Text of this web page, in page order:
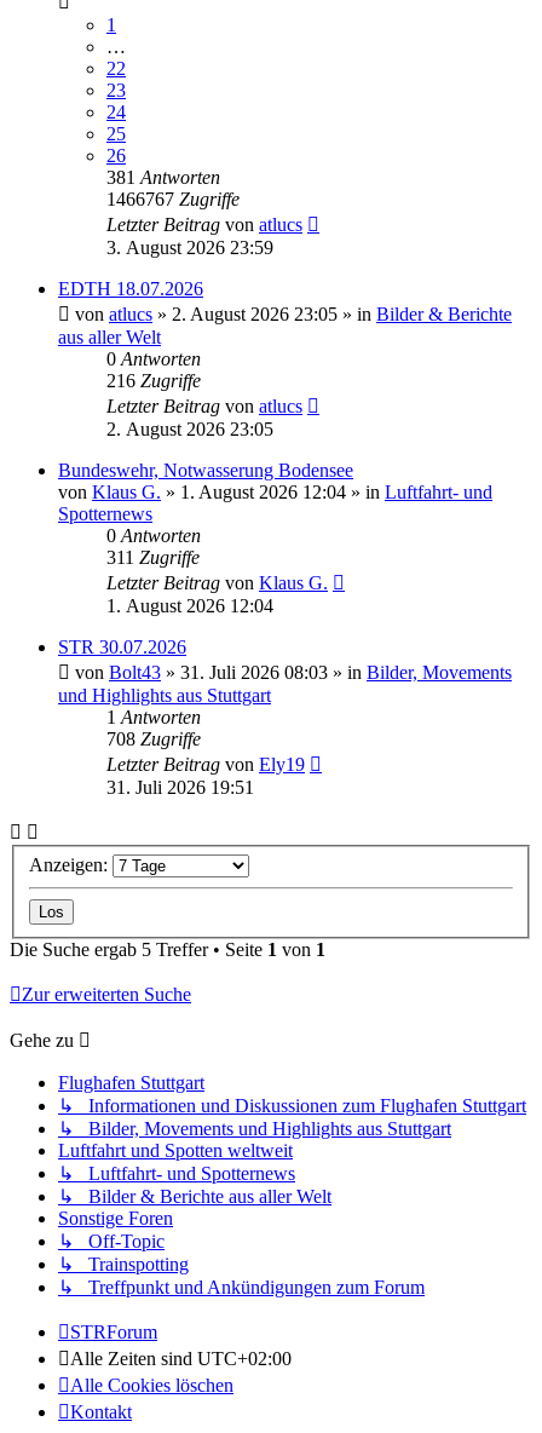
1
…
22
23
24
25
26
381 Antworten
1466767 Zugriffe
Letzter Beitrag von atlucs
3. August 2026 23:59
EDTH 18.07.2026
von atlucs » 2. August 2026 23:05 » in Bilder & Berichte
aus aller Welt
0 Antworten
216 Zugriffe
Letzter Beitrag von atlucs
2. August 2026 23:05
Bundeswehr, Notwasserung Bodensee
von Klaus G. » 1. August 2026 12:04 » in Luftfahrt- und
Spotternews
0 Antworten
311 Zugriffe
Letzter Beitrag von Klaus G.
1. August 2026 12:04
STR 30.07.2026
von Bolt43 » 31. Juli 2026 08:03 » in Bilder, Movements
und Highlights aus Stuttgart
1 Antworten
708 Zugriffe
Letzter Beitrag von Ely19
31. Juli 2026 19:51
Anzeigen:
Die Suche ergab 5 Treffer • Seite 1 von 1
Zur erweiterten Suche
Gehe zu
Flughafen Stuttgart
↳ Informationen und Diskussionen zum Flughafen Stuttgart
↳ Bilder, Movements und Highlights aus Stuttgart
Luftfahrt und Spotten weltweit
↳ Luftfahrt- und Spotternews
↳ Bilder & Berichte aus aller Welt
Sonstige Foren
↳ Off-Topic
↳ Trainspotting
↳ Treffpunkt und Ankündigungen zum Forum
STRForum
Alle Zeiten sind UTC+02:00
Alle Cookies löschen
Kontakt